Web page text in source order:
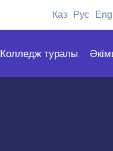
Каз Рус Eng
Колледж туралы